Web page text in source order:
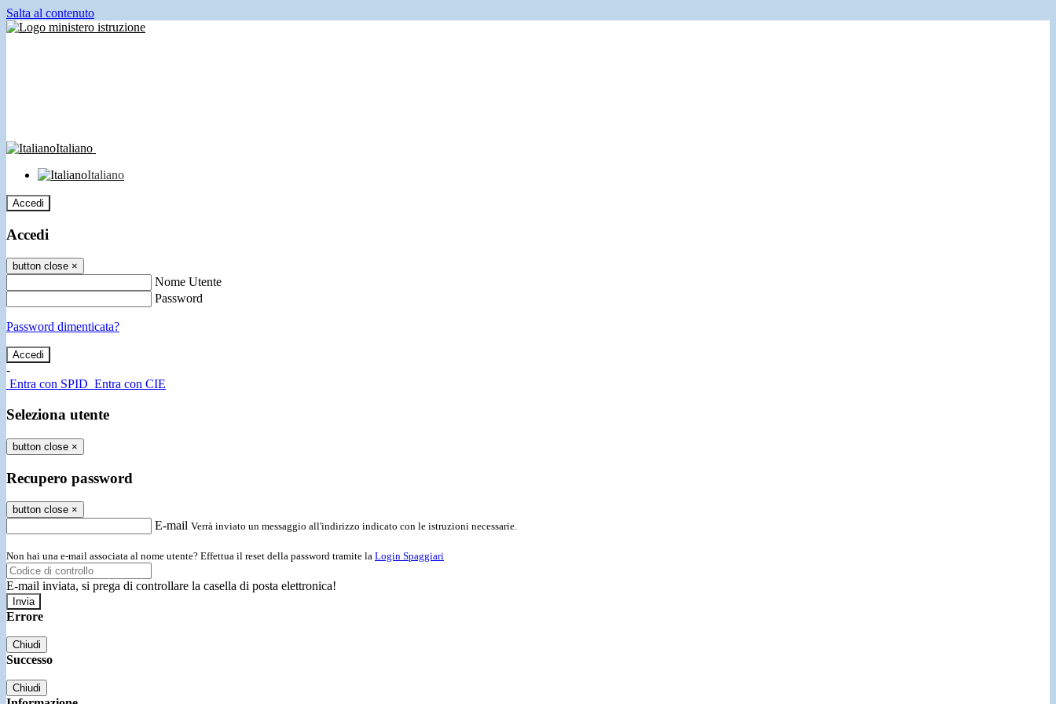
Salta al contenuto
Italiano
Italiano
Accedi
Accedi
button close ×
Nome Utente
Password
Password dimenticata?
-
Entra con SPID Entra con CIE
Seleziona utente
button close ×
Recupero password
button close ×
E-mail Verrà inviato un messaggio all'indirizzo indicato con le istruzioni necessarie.
Non hai una e-mail associata al nome utente? Effettua il reset della password tramite la Login Spaggiari
E-mail inviata, si prega di controllare la casella di posta elettronica!
Errore
Chiudi
Successo
Chiudi